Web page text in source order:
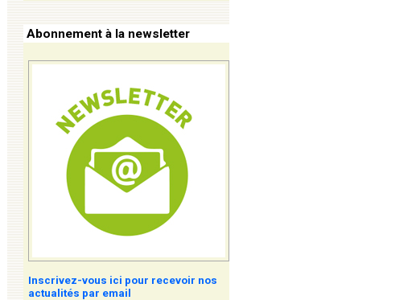
Abonnement à la newsletter
Inscrivez-vous ici pour recevoir nos
actualités par email